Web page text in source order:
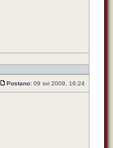
Postano: 09 svi 2009, 16:24